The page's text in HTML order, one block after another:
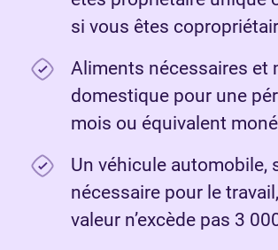
si vous êtes
Aliments nécessaires et
domestique pour une
mois ou équivalent
Un véhicule automobile,
nécessaire pour le
valeur n’excède pas 3